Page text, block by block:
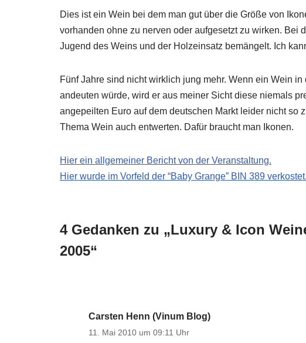
Dies ist ein Wein bei dem man gut über die Größe von
vorhanden ohne zu nerven oder aufgesetzt zu wirken. Bei
Jugend des Weins und der Holzeinsatz bemängelt. Ich
Fünf Jahre sind nicht wirklich jung mehr. Wenn ein Wein
andeuten würde, wird er aus meiner Sicht diese niemals
angepeilten Euro auf dem deutschen Markt leider nicht so
Thema Wein auch entwerten. Dafür braucht man Ikonen.
Hier ein allgemeiner Bericht von der Veranstaltung.
Hier wurde im Vorfeld der “Baby Grange” BIN 389 verkostet.
4 Gedanken zu „Luxury & Icon
2005“
Carsten Henn (Vinum Blog)
11. Mai 2010 um 09:11 Uhr